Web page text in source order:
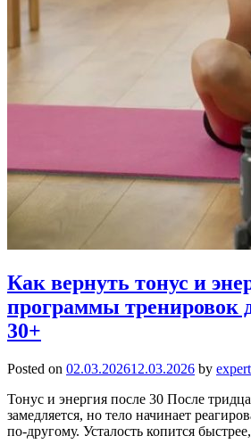
Как вернуть тонус и
программы тренировок
30+
Posted on 02.03.202612.03.2026 by
Тонус и энергия после 30 После
замедляется, но тело начинает
по‑другому. Усталость копится